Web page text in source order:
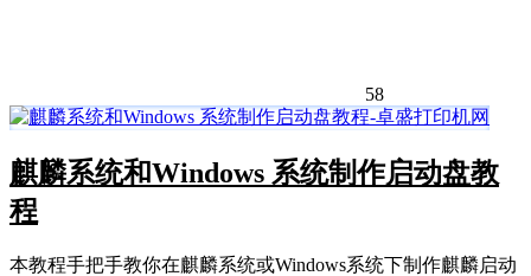
58
麒麟系统和Windows 系统制作启动盘教
程
本教程手把手教你在麒麟系统或Windows系统下制作麒麟启动